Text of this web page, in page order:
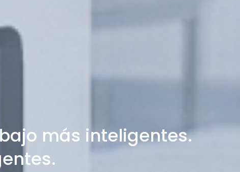
más inteligentes.